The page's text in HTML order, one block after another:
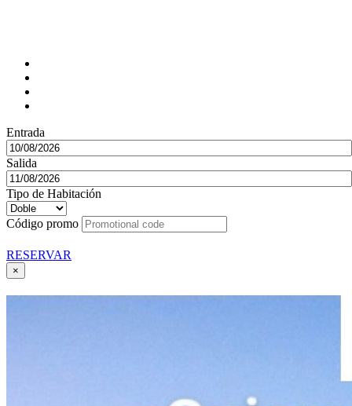
Entrada
Salida
Tipo de Habitación
Código promo
RESERVAR
×